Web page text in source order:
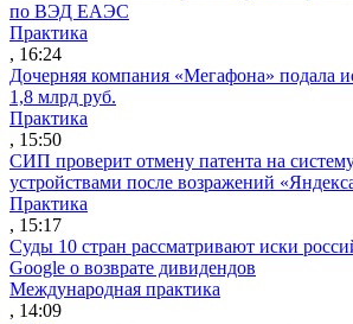
по ВЭД ЕАЭС
Практика
, 16:24
Дочерняя компания «Мегафона» подала
1,8 млрд руб.
Практика
, 15:50
СИП проверит отмену патента на
устройствами после возражений
Практика
, 15:17
Суды 10 стран рассматривают иски
Google о возврате дивидендов
Международная практика
, 14:09